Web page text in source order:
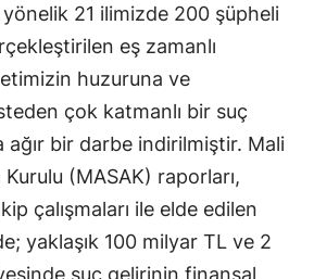
yönelik 21 ilimizde 200 şüpheli
eş zamanlı
huzuruna ve
çok katmanlı bir suç
ağır bir darbe indirilmiştir. Mali
Kurulu (MASAK) raporları,
çalışmaları ile elde edilen
yaklaşık 100 milyar TL ve 2
suç gelirinin finansal